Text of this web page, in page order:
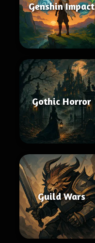
Genshin Impact
Gothic Horror
Guild Wars